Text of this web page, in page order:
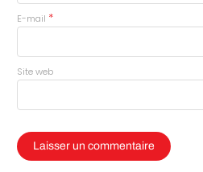
E-mail *
Site web